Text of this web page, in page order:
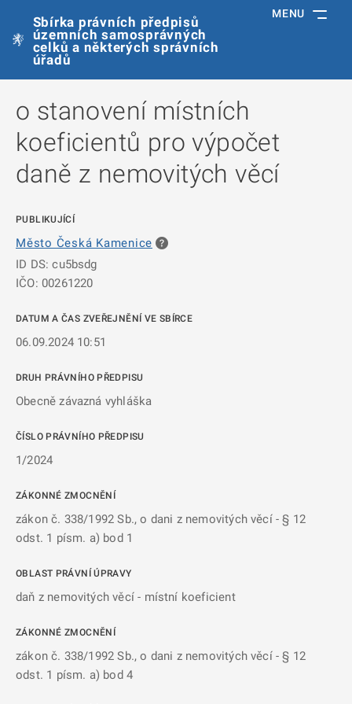
Sbírka právních předpisů
územních samosprávných
celků a některých správních
úřadů
MENU
o stanovení místních
koeficientů pro výpočet
daně z nemovitých věcí
PUBLIKUJÍCÍ
Město Česká Kamenice
ID DS: cu5bsdg
IČO: 00261220
DATUM A ČAS ZVEŘEJNĚNÍ VE SBÍRCE
06.09.2024 10:51
DRUH PRÁVNÍHO PŘEDPISU
Obecně závazná vyhláška
ČÍSLO PRÁVNÍHO PŘEDPISU
1/2024
ZÁKONNÉ ZMOCNĚNÍ
zákon č. 338/1992 Sb., o dani z nemovitých věcí - § 12
odst. 1 písm. a) bod 1
OBLAST PRÁVNÍ ÚPRAVY
daň z nemovitých věcí - místní koeficient
ZÁKONNÉ ZMOCNĚNÍ
zákon č. 338/1992 Sb., o dani z nemovitých věcí - § 12
odst. 1 písm. a) bod 4